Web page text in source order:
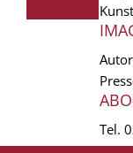
Tel.